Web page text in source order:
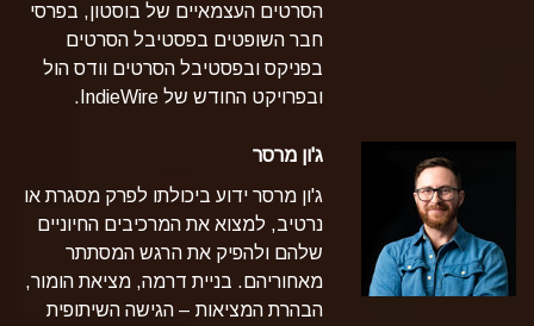
הסרטים העצמאיים של בוסטון, בפרסי
חבר השופטים בפסטיבל הסרטים
בפניקס ובפסטיבל הסרטים וודס הול
ובפרויקט החודש של IndieWire.
ג'ון מרסר
ג'ון מרסר ידוע ביכולתו לפרק מסגרת או
נרטיב, למצוא את המרכיבים החיוניים
שלהם ולהפיק את הרגש המסתתר
מאחוריהם. בניית דרמה, מציאת הומור,
הבהרת המציאות – הגישה השיתופית